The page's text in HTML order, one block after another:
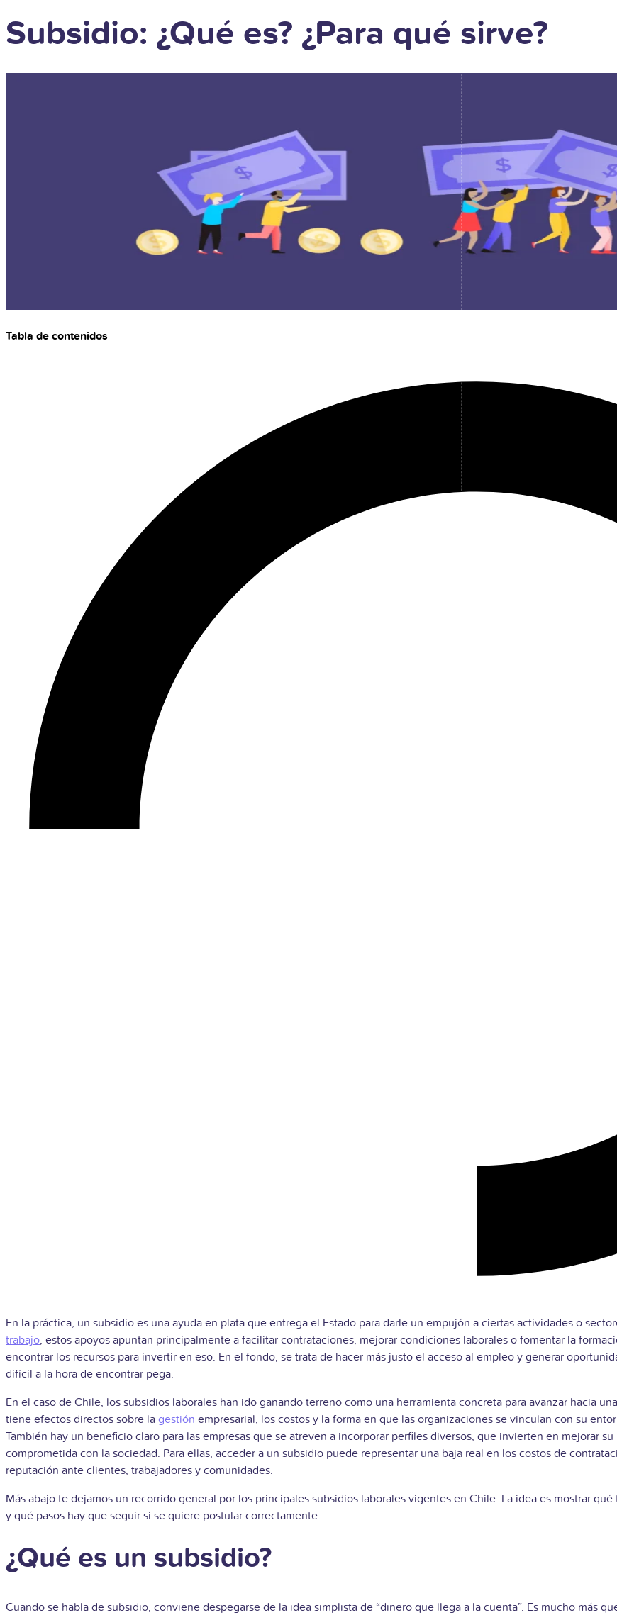
Subsidio: ¿Qué es? ¿Para qué sirve?
Tabla de contenidos
En la práctica, un subsidio es una ayuda en plata que entrega el Estado para darle un empujón a ciertas actividades o
trabajo, estos apoyos apuntan principalmente a facilitar contrataciones, mejorar condiciones laborales o fomentar la
encontrar los recursos para invertir en eso. En el fondo, se trata de hacer más justo el acceso al empleo y generar
difícil a la hora de encontrar pega.
En el caso de Chile, los subsidios laborales han ido ganando terreno como una herramienta concreta para avanzar hacia
tiene efectos directos sobre la gestión empresarial, los costos y la forma en que las organizaciones se vinculan con su
También hay un beneficio claro para las empresas que se atreven a incorporar perfiles diversos, que invierten en mejorar
comprometida con la sociedad. Para ellas, acceder a un subsidio puede representar una baja real en los costos de
reputación ante clientes, trabajadores y comunidades.
Más abajo te dejamos un recorrido general por los principales subsidios laborales vigentes en Chile. La idea es mostrar
y qué pasos hay que seguir si se quiere postular correctamente.
¿Qué es un subsidio?
Cuando se habla de subsidio, conviene despegarse de la idea simplista de “dinero que llega a la cuenta”. Es mucho más